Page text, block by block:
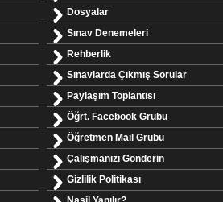
Dosyalar
Sınav Denemeleri
Rehberlik
Sınavlarda Çıkmış Sorular
Paylaşım Toplantısı
Öğrt. Facebook Grubu
Öğretmen Mail Grubu
Çalışmanızı Gönderin
Gizlilik Politikası